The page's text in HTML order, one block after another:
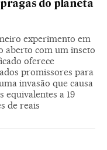
do planeta
experimento em
aberto com um inseto
oferece
promissores para
invasão que causa
equivalentes a 19
de reais